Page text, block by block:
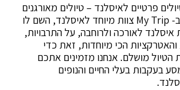
פרטיים לאיסלנד – טיולים מאורגנים
לאיסלנד. אצלנו ב- My Trip צוות מיוחד לאיסלנד, השם לו
לאורכה ולרוחבה, על התרבויות,
הכי מיוחדות, זאת כדי
הטיול מושלם. אנחנו מזמינים אתכם
בעקבות בעלי החיים והנופים